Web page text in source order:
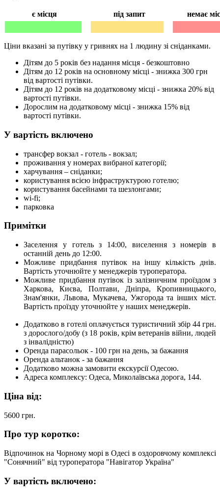
є місця під запит немає
Ціни вказані за путівку у гривнях на 1 людину зі сніданками.
Дітям до 5 років без надання місця - безкоштовно
Дітям до 12 років на основному місці - знижка 300 грн
від вартості путівки.
Дітям до 12 років на додатковому місці - знижка 20% від
вартості путівки.
Дорослим на додатковому місці - знижка 15% від
вартості путівки.
У вартість включено
трансфер вокзал - готель - вокзал;
проживання у номерах вибраної категорії;
харчування – сніданки;
користування всією інфраструктурою готелю;
користування басейнами та шезлонгами;
wi-fi;
парковка
Примітки
Заселення у готель з 14:00, виселення з номерів в
останній день до 12:00.
Можливе придбання путівок на іншу кількість днів.
Вартість уточнюйте у менеджерів туроператора.
Можливе придбання путівок із залізничним проїздом з
Харкова, Києва, Полтави, Дніпра, Кропивницького,
Знам'янки, Львова, Мукачева, Ужгорода та інших міст.
Вартість проїзду уточнюйте у наших менеджерів.
Додатково в готелі оплачується туристичний збір 44 грн.
з дорослого/добу (з 18 років, крім ветеранів війни, людей
з інвалідністю)
Оренда парасольок - 100 грн на день, за бажання
Оренда альтанок - за бажання
Додатково можна замовити екскурсії Одесою.
Адреса комплексу: Одеса, Миколаївська дорога, 144.
Ціна від:
5600 грн.
Про тур коротко:
Відпочинок на Чорному морі в Одесі в оздоровчому комплексі
"Сонячний" від туроператора "Навігатор Україна"
У вартість включено: